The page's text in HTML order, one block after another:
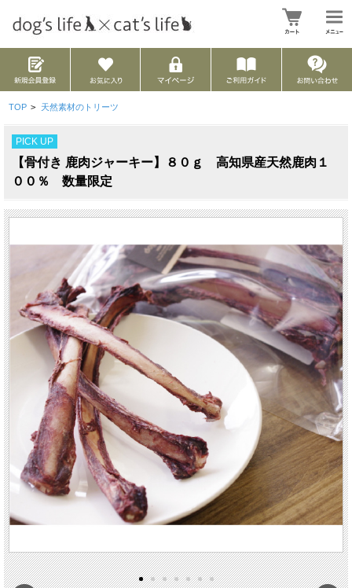
TOP > 天然素材のトリーツ
PICK UP
【骨付き 鹿肉ジャーキー】８０ｇ 高知県産天然鹿肉１
００％ 数量限定